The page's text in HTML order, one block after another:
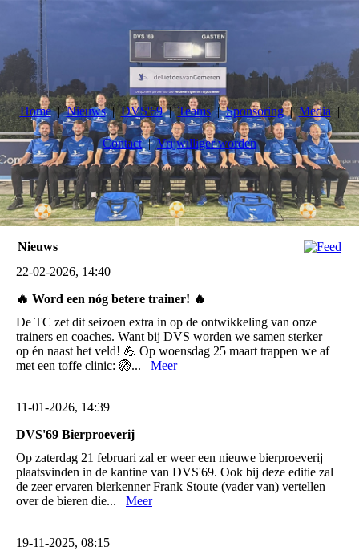
Home Nieuws DVS'69 Teams Sponsoring Media
Contact Vrijwilliger worden
Nieuws
22-02-2026, 14:40
🔥 Word een nóg betere trainer! 🔥
De TC zet dit seizoen extra in op de ontwikkeling van onze
trainers en coaches. Want bij DVS worden we samen sterker –
op én naast het veld! 💪 Op woensdag 25 maart trappen we af
met een toffe clinic: 🏐... Meer
11-01-2026, 14:39
DVS'69 Bierproeverij
Op zaterdag 21 februari zal er weer een nieuwe bierproeverij
plaatsvinden in de kantine van DVS'69. Ook bij deze editie zal
de zeer ervaren bierkenner Frank Stoute (vader van) vertellen
over de bieren die... Meer
19-11-2025, 08:15